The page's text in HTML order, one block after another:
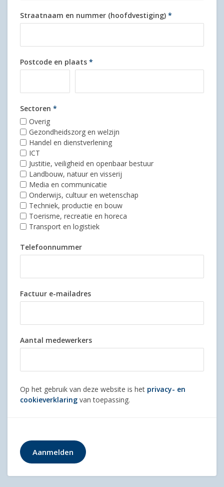
Straatnaam en nummer (hoofdvestiging) *
Postcode en plaats *
Sectoren *
Overig
Gezondheidszorg en welzijn
Handel en dienstverlening
ICT
Justitie, veiligheid en openbaar bestuur
Landbouw, natuur en visserij
Media en communicatie
Onderwijs, cultuur en wetenschap
Techniek, productie en bouw
Toerisme, recreatie en horeca
Transport en logistiek
Telefoonnummer
Factuur e-mailadres
Aantal medewerkers
Op het gebruik van deze website is het privacy- en
cookieverklaring van toepassing.